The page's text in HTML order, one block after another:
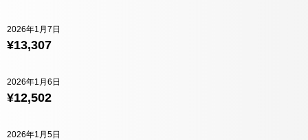
¥13,307
2026年1月7日
¥12,502
2026年1月6日
2026年1月5日